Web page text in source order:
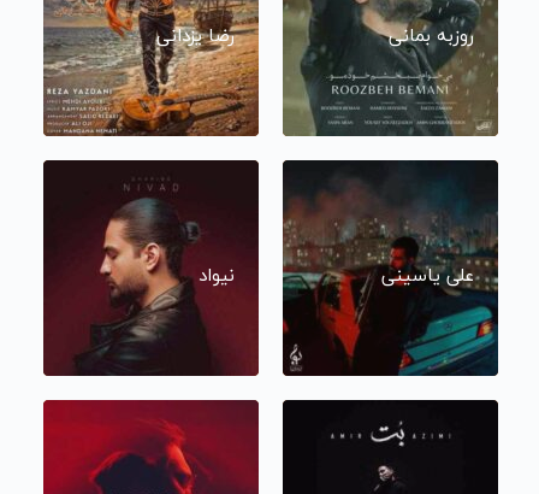
روزبه بمانی رضا یزدانی
علی یاسینی نیواد